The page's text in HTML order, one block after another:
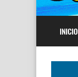
INICIO